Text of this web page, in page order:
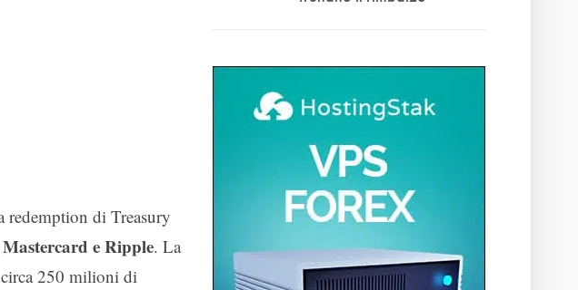
redemption di Treasury
e Ripple. La
circa 250 milioni di